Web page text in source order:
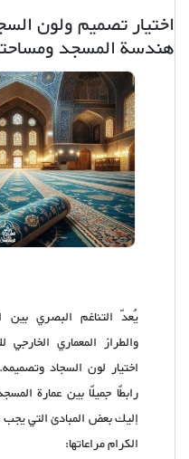
اختيار تصميم ولون
هندسة المسجد
يُعدّ التناغم البصري بين
والطراز المعماري
اختيار لون السجاد
رابطًا جميلًا بين عمارة
إليك بعض المبادئ التي يجب
الكرام مراعاتها: